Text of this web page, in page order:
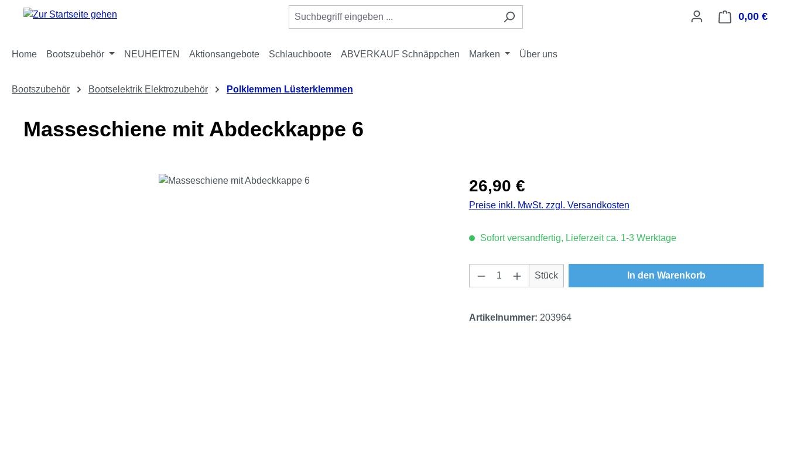
Hauptinhalt springen
Zur Suche springen
Zur Hauptnavigation springen 0,00 €
Home Bootszubehör NEUHEITEN Aktionsangebote Schlauchboote ABVERKAUF Schnäppchen Marken Über uns
Bootszubehör Bootselektrik Elektrozubehör Polklemmen Lüsterklemmen
Masseschiene mit Abdeckkappe 6
Regulärer Preis:
26,90 €
Preise inkl. MwSt. zzgl. Versandkosten
Sofort versandfertig, Lieferzeit ca. 1-3 Werktage
Produkt Anzahl: Gib den gewünschten Wert ein
Stück In den Warenkorb
Artikelnummer: 203964